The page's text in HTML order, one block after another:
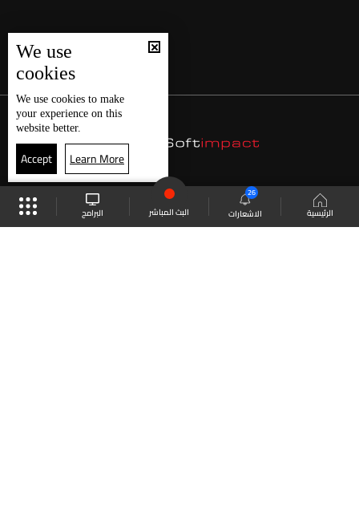
الرئيسية الاشعارات
26
البث المباشر البرامج
We use
cookies
We use cookies to make
your experience on this
website better.
Accept Learn More
موقع البرامج الجدول البث المباشر